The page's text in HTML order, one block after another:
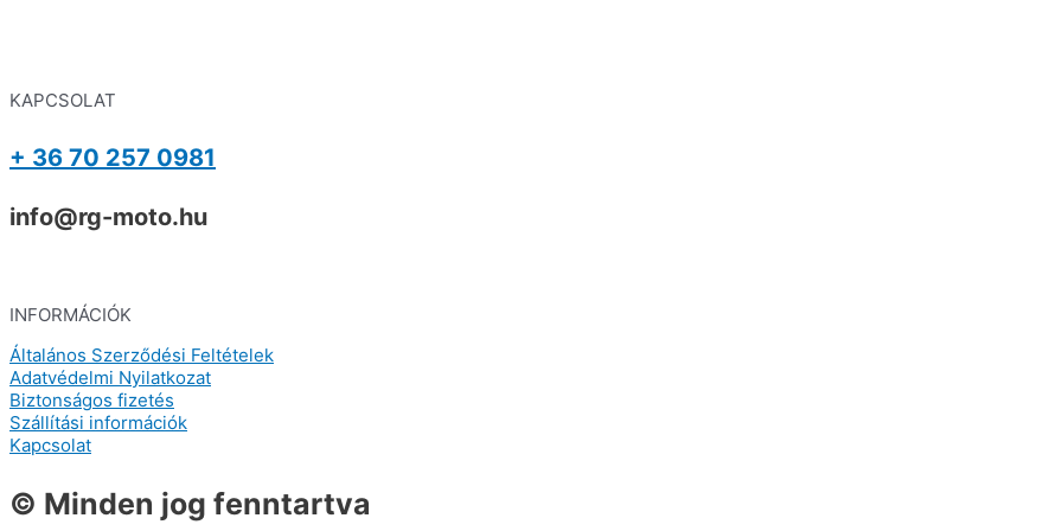
KAPCSOLAT
+ 36 70 257 0981
info@rg-moto.hu
INFORMÁCIÓK
Általános Szerződési Feltételek
Adatvédelmi Nyilatkozat
Biztonságos fizetés
Szállítási információk
Kapcsolat
© Minden jog fenntartva